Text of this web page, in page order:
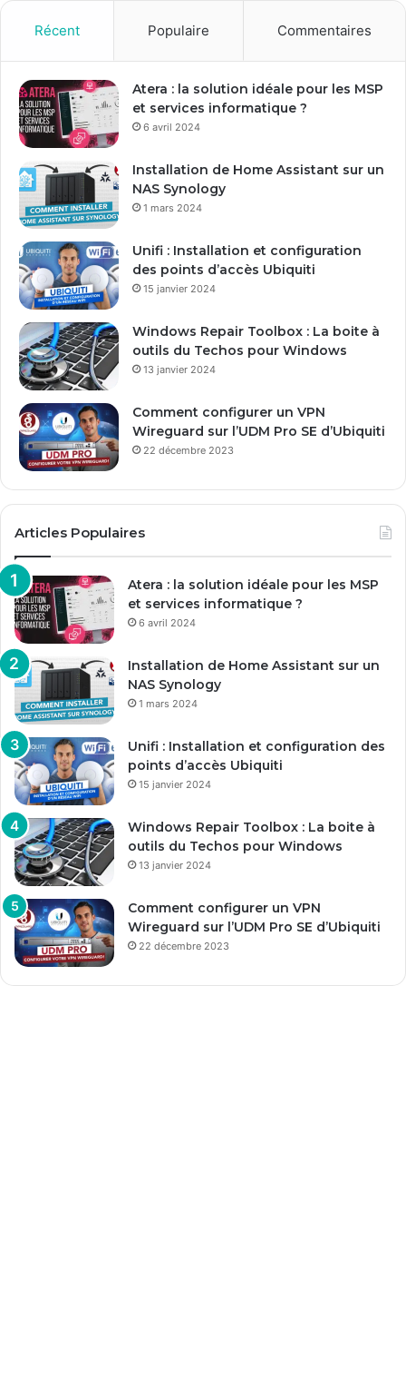
r
e
a
d
s
e
m
a
Récent Populaire Commentaires
Atera : la solution idéale pour les MSP
et services informatique ?
6 avril 2024
Installation de Home Assistant sur un
NAS Synology
1 mars 2024
Unifi : Installation et configuration
des points d’accès Ubiquiti
15 janvier 2024
Windows Repair Toolbox : La boite à
outils du Techos pour Windows
13 janvier 2024
Comment configurer un VPN
Wireguard sur l’UDM Pro SE d’Ubiquiti
22 décembre 2023
Articles Populaires
Atera : la solution idéale pour les MSP
et services informatique ?
6 avril 2024
Installation de Home Assistant sur un
NAS Synology
1 mars 2024
Unifi : Installation et configuration des
points d’accès Ubiquiti
15 janvier 2024
Windows Repair Toolbox : La boite à
outils du Techos pour Windows
13 janvier 2024
Comment configurer un VPN
Wireguard sur l’UDM Pro SE d’Ubiquiti
22 décembre 2023